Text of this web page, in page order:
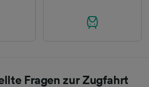
Fragen zur Zugfahrt